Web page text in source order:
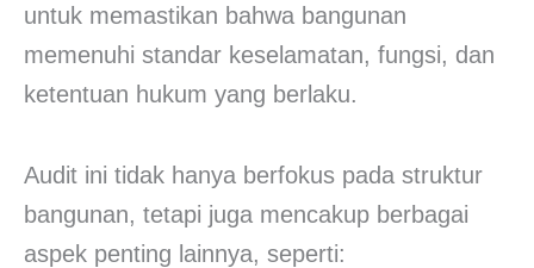
untuk memastikan bahwa bangunan
memenuhi standar keselamatan, fungsi, dan
ketentuan hukum yang berlaku.
Audit ini tidak hanya berfokus pada struktur
bangunan, tetapi juga mencakup berbagai
aspek penting lainnya, seperti: